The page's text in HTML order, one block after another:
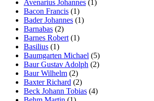
Avenarius Johannes (1)
Bacon Francis (1)
Bader Johannes (1)
Barnabas (2)
Barnes Robert (1)
Basilius (1)
Baumgarten Michael (5)
Baur Gustav Adolph (2)
Baur Wilhelm (2)
Baxter Richard (2)
Beck Johann Tobias (4)